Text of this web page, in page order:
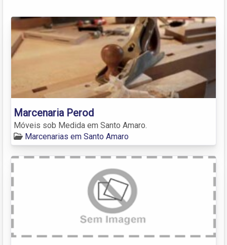
Marcenaria Perod
Móveis sob Medida em Santo Amaro.
Marcenarias em Santo Amaro